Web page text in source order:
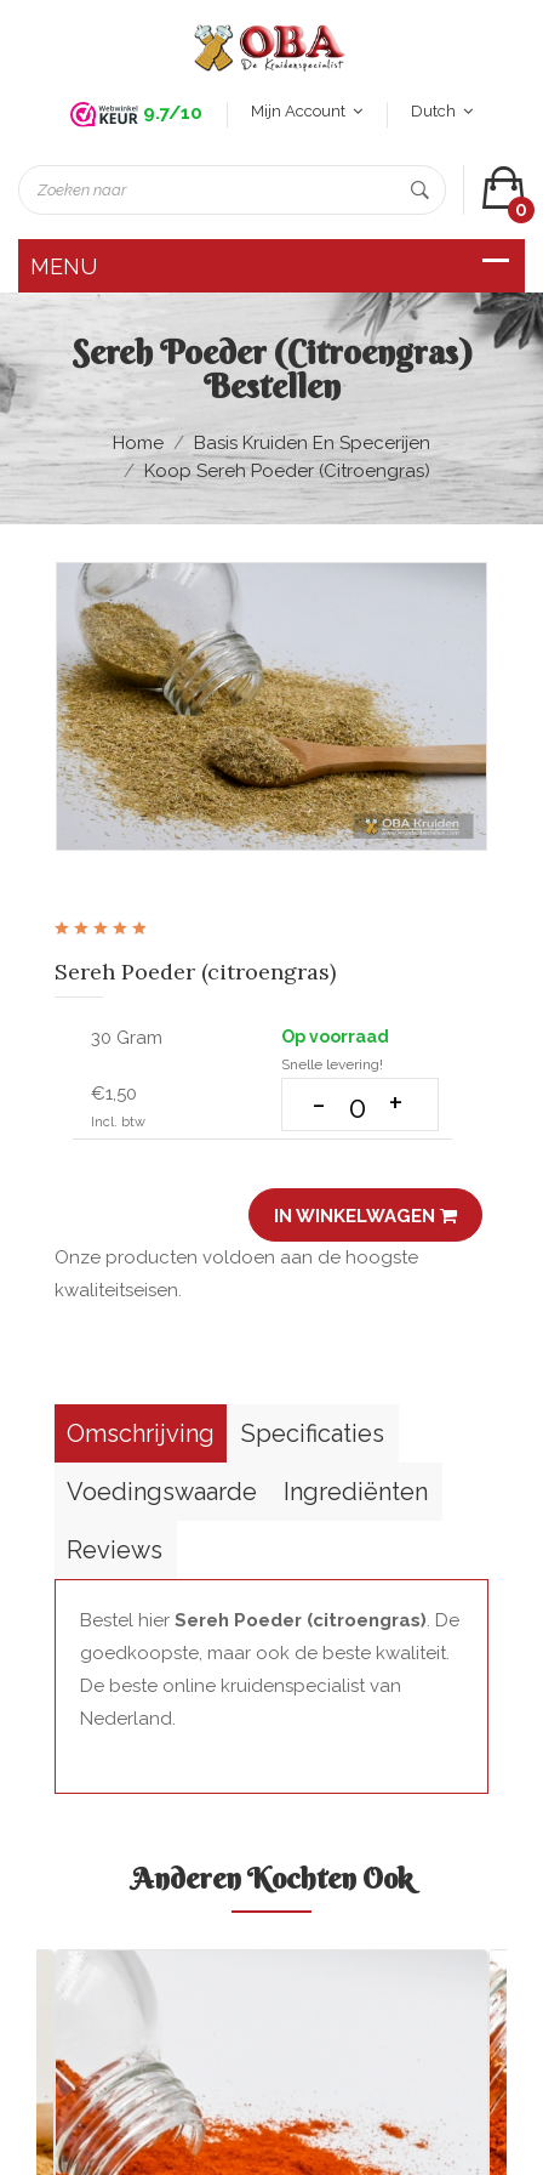
9.7/10 Mijn Account Dutch
0
Sereh Poeder (citroengras)
Bestellen
Home
Basis Kruiden En Specerijen
Koop Sereh Poeder (citroengras)
Sereh Poeder (citroengras)
30 Gram Op voorraad
Snelle levering!
€1,50
Incl. btw - +
IN WINKELWAGEN
Onze producten voldoen aan de hoogste
kwaliteitseisen.
Omschrijving
Specificaties
Voedingswaarde
Ingrediënten
Reviews
Bestel hier Sereh Poeder (citroengras). De
goedkoopste, maar ook de beste kwaliteit.
De beste online kruidenspecialist van
Nederland.
Anderen Kochten Ook